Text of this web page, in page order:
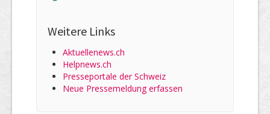
Weitere Links
Aktuellenews.ch
Helpnews.ch
Presseportale der Schweiz
Neue Pressemeldung erfassen